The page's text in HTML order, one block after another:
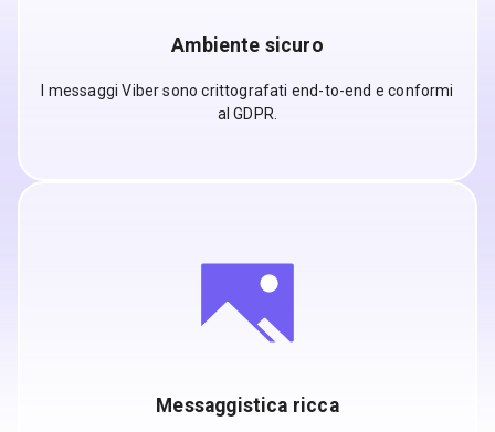
Ambiente sicuro
I messaggi Viber sono crittografati end-to-end e conformi
al GDPR.
Messaggistica ricca